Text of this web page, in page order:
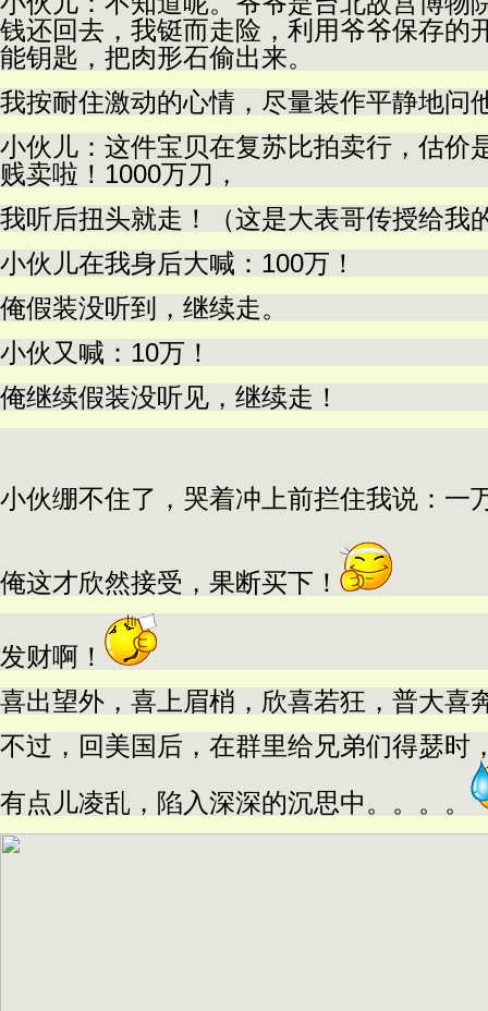
钱还回去，我铤而走险，利用爷爷保存的
能钥匙，把肉形石偷出来。
我按耐住激动的心情，尽量装作平静地问
小伙儿：这件宝贝在复苏比拍卖行，估价
贱卖啦！1000万刀，
我听后扭头就走！（这是大表哥传授给我
小伙儿在我身后大喊：100万！
俺假装没听到，继续走。
小伙又喊：10万！
俺继续假装没听见，继续走！
小伙绷不住了，哭着冲上前拦住我说：一
俺这才欣然接受，果断买下！
发财啊！
喜出望外，喜上眉梢，欣喜若狂，普大喜
不过，回美国后，在群里给兄弟们得瑟时
有点儿凌乱，陷入深深的沉思中。。。。